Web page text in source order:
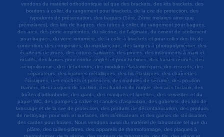
vendons du matériel orthodontique tel que des brackets, des kits brackets, des
boutons à coller, du rangement pour brackets, de la cire de protection, des
typodonts de présentation, des bagues (1ère, 2ème molaires ainsi que
prémolaires), des kits de bagues, des tubes à coller, du rangement pour bagues,
des arcs, des porte-empreintes, du silicone, de l'alginate, du ciment de scellement
pour bagues, du verre ionomère, de la colle à brackets et pour coller des fils de
contention, des composites, du mordançage, des lampes à photopolymériser, des
écarteurs de joues, des cotons salivaires, des pinces, des instruments à main et
rotatifs, des fraises pour contre-angles et pour turbines, des fraises résines, des
aéropolisseurs, des détartreurs, des modules élastomériques, des ressorts, des
séparateurs, des ligatures métalliques, des fils élastiques, des chaînettes
élastiques, des crochets et potences, des modules de sécurité, des position
trainers, des casques de traction, des bandes de nuque, des arcs faciaux, des
boîtes d'orthodontie, des gants, des masques et lunettes, des serviettes et du
papier WC, des pompes à salive et canules d'aspiration, des gobelets, des kits de
brossage et de la cire de protection, des produits de décontamination, des produits
de nettoyage pour sols et surfaces, des stérilisateurs et des gaines de stérilisation,
des cardes pour fraises. Nous vendons aussi du matériel de laboratoire tel que du
plâtre, des tailles-plâtres, des appareils de thermoformage, des plaques à